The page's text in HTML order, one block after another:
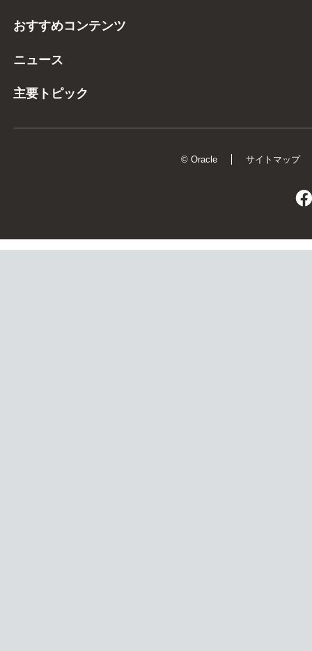
おすすめコンテンツ
ニュース
主要トピック
© Oracle サイトマップ